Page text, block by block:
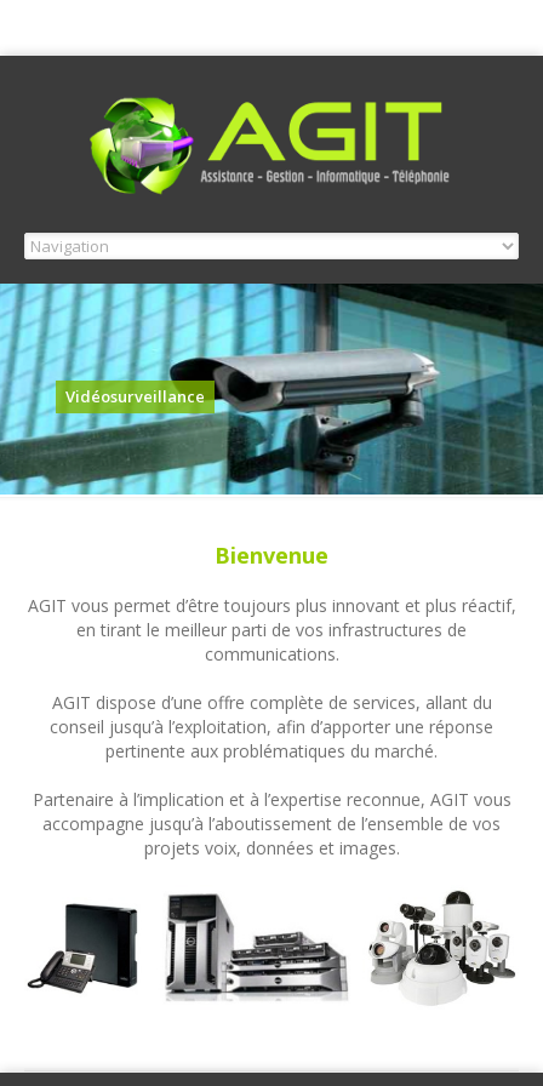
Vidéosurveillance
Bienvenue
AGIT vous permet d’être toujours plus innovant et plus réactif,
en tirant le meilleur parti de vos infrastructures de
communications.
AGIT dispose d’une offre complète de services, allant du
conseil jusqu’à l’exploitation, afin d’apporter une réponse
pertinente aux problématiques du marché.
Partenaire à l’implication et à l’expertise reconnue, AGIT vous
accompagne jusqu’à l’aboutissement de l’ensemble de vos
projets voix, données et images.